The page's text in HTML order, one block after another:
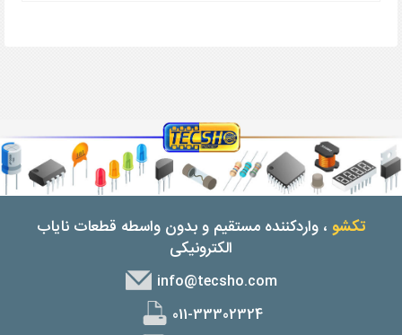
تکشو ، واردکننده مستقیم و بدون واسطه قطعات نایاب
الکترونیکی
info@tecsho.com
011-33302324